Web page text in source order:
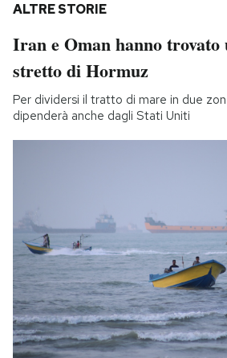
ALTRE STORIE
Iran e Oman hanno trovato
stretto di Hormuz
Per dividersi il tratto di mare in due
dipenderà anche dagli Stati Uniti